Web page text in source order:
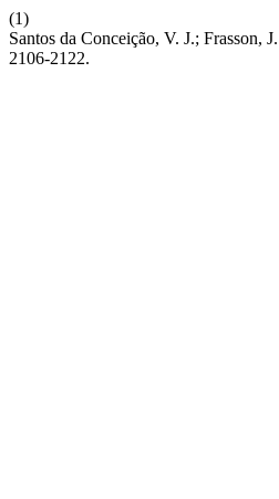
(1)
Santos da Conceição, V. J.; Frasson,
2106-2122.